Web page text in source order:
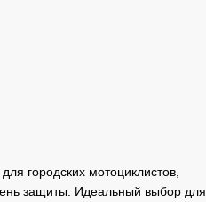
городских мотоциклистов,
защиты. Идеальный выбор для